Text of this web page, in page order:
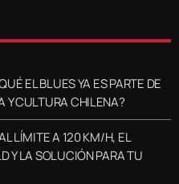
EL BLUES YA ES PARTE DE
Y CULTURA CHILENA?
LÍMITE A 120 KM/H, EL
Y LA SOLUCIÓN PARA TU